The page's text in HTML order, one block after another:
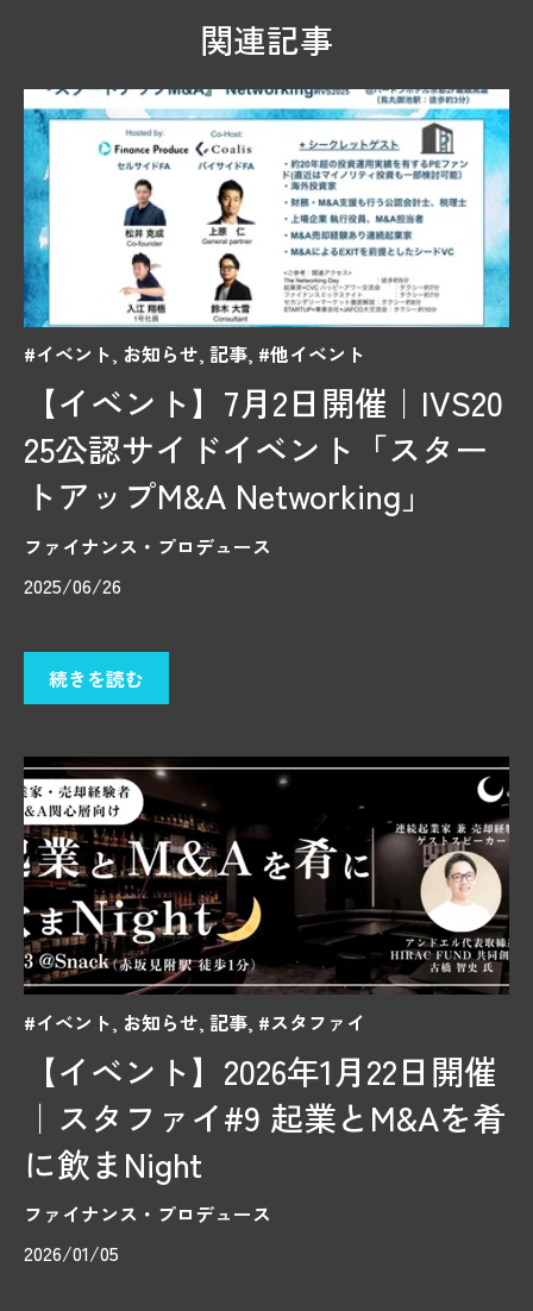
関連記事
#イベント, お知らせ, 記事, #他イベント
【イベント】7月2日開催｜IVS20
25公認サイドイベント「スター
トアップM&A Networking」
ファイナンス・プロデュース
2025/06/26
続きを読む
#イベント, お知らせ, 記事, #スタファイ
【イベント】2026年1月22日開催
｜スタファイ#9 起業とM&Aを肴
に飲まNight
ファイナンス・プロデュース
2026/01/05